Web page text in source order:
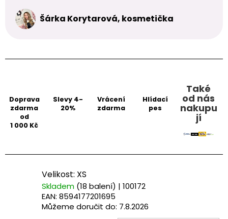
Šárka Korytarová, kosmetička
Doprava
zdarma
od
1 000 Kč
Slevy 4-
20%
Vrácení
zdarma
Hlídací
pes
Také
od nás
nakupu
jí
Velikost: XS
Skladem (18 balení) | 100172
EAN: 8594177201695
Můžeme doručit do: 7.8.2026